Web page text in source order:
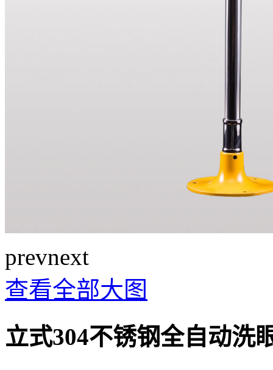
prevnext
查看全部大图
立式304不锈钢全自动洗